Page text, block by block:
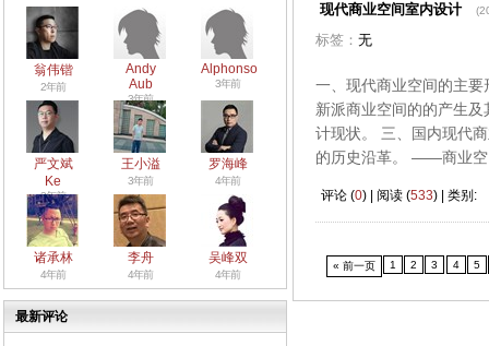
翁伟锴
2年前
Andy
Aub
3年前
Alphonso
3年前
严文斌
Ke
3年前
王小溢
3年前
罗海峰
4年前
诸承林
4年前
李舟
4年前
吴峰双
4年前
最新评论
现代商业空间室内设计
标签： 无
一、现代商业空间的主
新派商业空间的的产生
计现状。 三、国内现代
的历史沿革。 ——商业空
评论 (0) | 阅读 (533) | 类别:
« 前一页 1 2 3 4 5